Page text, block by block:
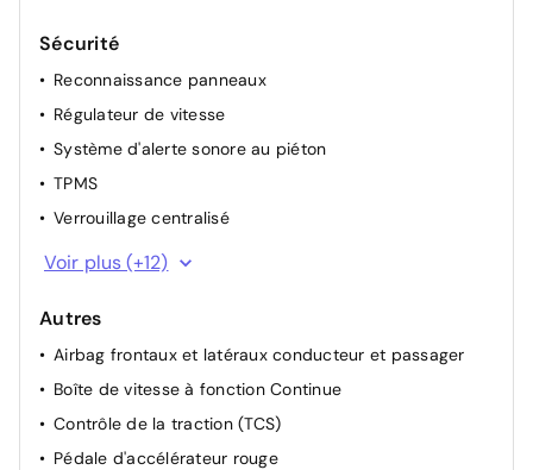
Sécurité
Reconnaissance panneaux
Régulateur de vitesse
Système d'alerte sonore au piéton
TPMS
Verrouillage centralisé
Vitres électriques
ABS - antiblocage des roues avec répartiteur de
freinage EBD
Alerte franchissement de ligne
Appel d'urgence e-Call
Détecteur de fatigue
Voir plus (+12)
Autres
Airbag frontaux et latéraux conducteur et passager
Boîte de vitesse à fonction Continue
Contrôle de la traction (TCS)
Pédale d'accélérateur rouge